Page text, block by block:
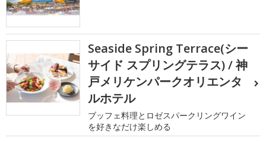
Seaside Spring Terrace(シー
サイド スプリングテラス) / 神
戸メリケンパークオリエンタ
ルホテル
ブッフェ料理とロゼスパークリングワイン
を好きなだけ楽しめる